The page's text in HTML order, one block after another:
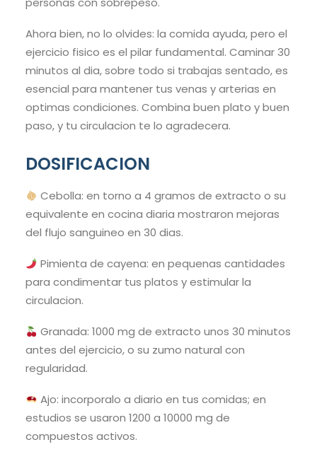
Ahora bien, no lo olvides: la comida ayuda, pero el
ejercicio fisico es el pilar fundamental. Caminar 30
minutos al dia, sobre todo si trabajas sentado, es
esencial para mantener tus venas y arterias en
optimas condiciones. Combina buen plato y buen
paso, y tu circulacion te lo agradecera.
DOSIFICACION
Cebolla: en torno a 4 gramos de extracto o su
equivalente en cocina diaria mostraron mejoras
del flujo sanguineo en 30 dias.
Pimienta de cayena: en pequenas cantidades
para condimentar tus platos y estimular la
circulacion.
Granada: 1000 mg de extracto unos 30 minutos
antes del ejercicio, o su zumo natural con
regularidad.
Ajo: incorporalo a diario en tus comidas; en
estudios se usaron 1200 a 10000 mg de
compuestos activos.